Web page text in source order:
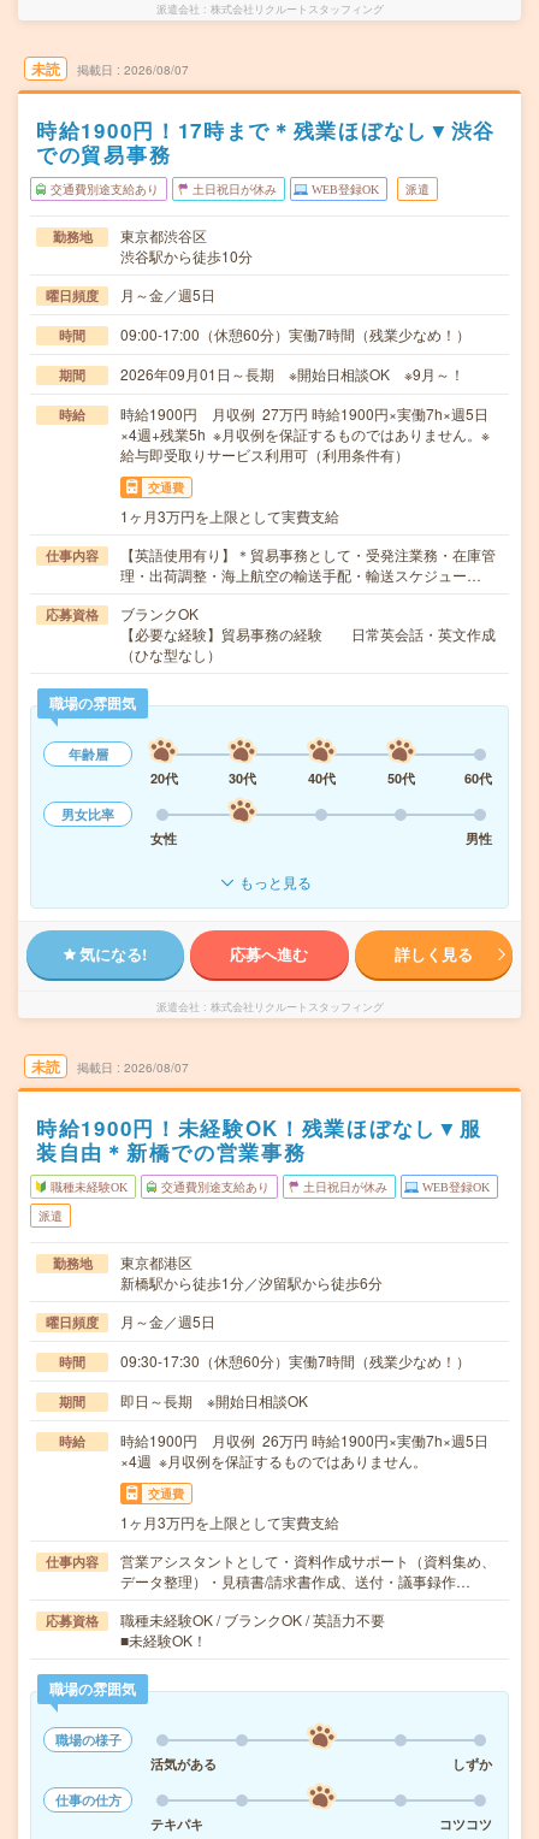
派遣会社 株式会社リクルートスタッフィング
未読 掲載日 2026/08/07
時給1900円！17時まで＊残業ほぼなし▼渋谷
での貿易事務
交通費別途支給あり 土日祝日が休み WEB登録OK 派遣
勤務地
東京都渋谷区
渋谷駅から徒歩10分
曜日頻度 月～金／週5日
時間 09:00-17:00（休憩60分）実働7時間（残業少なめ！）
期間 2026年09月01日～長期 ※開始日相談OK ※9月～！
時給
時給1900円 月収例 27万円 時給1900円×実働7h×週5日
×4週+残業5h ※月収例を保証するものではありません。※
給与即受取りサービス利用可（利用条件有）
交通費
1ヶ月3万円を上限として実費支給
仕事内容
【英語使用有り】＊貿易事務として・受発注業務・在庫管
理・出荷調整・海上航空の輸送手配・輸送スケジュー…
応募資格
ブランクOK
【必要な経験】貿易事務の経験 日常英会話・英文作成
（ひな型なし）
職場の雰囲気
年齢層
20代
30代 40代 50代
60代
男女比率
女性
男性
もっと見る
気になる! 応募へ進む 詳しく見る
派遣会社 株式会社リクルートスタッフィング
未読 掲載日 2026/08/07
時給1900円！未経験OK！残業ほぼなし▼服
装自由＊新橋での営業事務
職種未経験OK 交通費別途支給あり 土日祝日が休み WEB登録OK
派遣
勤務地
東京都港区
新橋駅から徒歩1分／汐留駅から徒歩6分
曜日頻度 月～金／週5日
時間 09:30-17:30（休憩60分）実働7時間（残業少なめ！）
期間 即日～長期 ※開始日相談OK
時給
時給1900円 月収例 26万円 時給1900円×実働7h×週5日
×4週 ※月収例を保証するものではありません。
交通費
1ヶ月3万円を上限として実費支給
仕事内容
営業アシスタントとして・資料作成サポート（資料集め、
データ整理）・見積書/請求書作成、送付・議事録作…
応募資格
職種未経験OK / ブランクOK / 英語力不要
■未経験OK！
職場の雰囲気
職場の様子
活気がある
しずか
仕事の仕方
テキパキ
コツコツ